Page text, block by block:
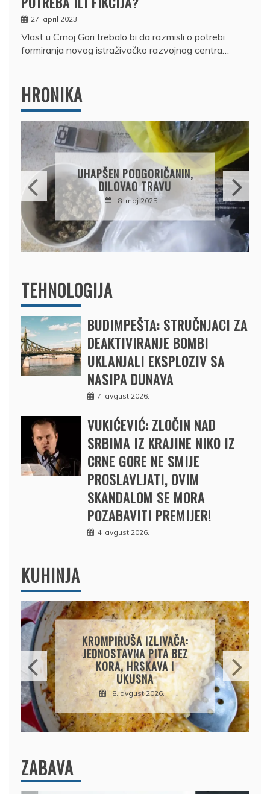
27. april 2023.
Vlast u Crnoj Gori trebalo bi da razmisli o potrebi
formiranja novog istraživačko razvojnog centra…
HRONIKA
DRŽAVLJANIN RUSIJE
OSUMNJIČEN DA JE
PRODAO TUĐI BMW,
DRŽAVU NAPUSTIO
BRODOM
12. februar 2025.
TEHNOLOGIJA
BUDIMPEŠTA: STRUČNJACI ZA
DEAKTIVIRANJE BOMBI
UKLANJALI EKSPLOZIV SA
NASIPA DUNAVA
7. avgust 2026.
VUKIĆEVIĆ: ZLOČIN NAD
SRBIMA IZ KRAJINE NIKO IZ
CRNE GORE NE SMIJE
PROSLAVLJATI, OVIM
SKANDALOM SE MORA
POZABAVITI PREMIJER!
4. avgust 2026.
KUHINJA
AMERIČKE PALAČINKE:
BRZ I JEDNOSTAVAN
RECEPT ZA SAVRŠENO
MEKANE I VAZDUŠASTE
PALAČINKE
9. avgust 2026.
ZABAVA